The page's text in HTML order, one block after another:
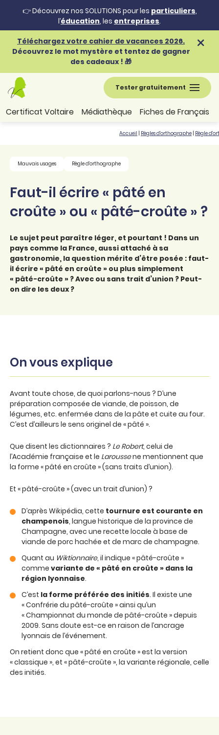
👉 Découvrez nos SOLUTIONS pour les particuliers,
l’éducation, les entreprises.
Téléchargez votre cahier de vacances 2026.
Découvrez le mot mystère et tentez de gagner
des cadeaux ! 🎁
Tester gratuitement
Certificat Voltaire Médiathèque Fiches de Français
Accueil Règles d'orthographe Règle
Mauvais usages Règle d'orthographe
Faut-il écrire « pâté en
croûte » ou « pâté-croûte » ?
Le sujet peut paraître léger, et pourtant ! Dans un
pays comme la France, aussi attaché à sa
gastronomie, la question mérite d’être posée : faut-
il écrire « pâté en croûte » ou plus simplement
« pâté-croûte » ? Avec ou sans trait d’union ? Peut-
on dire les deux ?
On vous explique
Avant toute chose, de quoi parlons-nous ? D’une
préparation composée de viande, de poisson, de
légumes, etc. enfermée dans de la pâte et cuite au four.
C’est d’ailleurs le sens originel de « pâté ».
Que disent les dictionnaires ? Le Robert, celui de
l’Académie française et le Laroussene mentionnent que
la forme « pâté en croûte » (sans traits d’union).
Et « pâté-croûte » (avec un trait d’union) ?
D’après Wikipédia, cette tournure est courante en
champenois, langue historique de la province de
Champagne, avec une recette locale à base de
viande de porc hachée et de marc de champagne.
Quant au Wiktionnaire, il indique « pâté-croûte »
comme variante de « pâté en croûte » dans la
région lyonnaise.
C’est la forme préférée des initiés. Il existe une
« Confrérie du pâté-croûte » ainsi qu’un
« Championnat du monde de pâté-croûte » depuis
2009. Sans doute est-ce en raison de l’ancrage
lyonnais de l’événement.
On retient donc que « pâté en croûte » est la version
« classique », et « pâté-croûte », la variante régionale, celle
des initiés.